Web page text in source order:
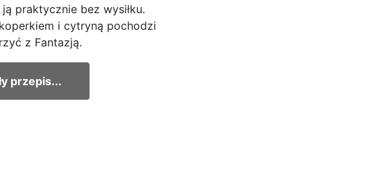
praktycznie bez wysiłku.
i cytryną pochodzi
z Fantazją.
przepis...